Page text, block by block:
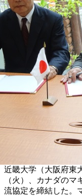
近畿大学（大阪府東
（火）、カナダのマ
流協定を締結した。